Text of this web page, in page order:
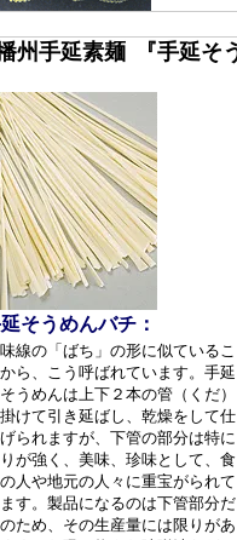
州手延素麺 『手延そ
そうめんバチ：
線の「ばち」の形に似ているこ
ら、こう呼ばれています。手延
うめんは上下２本の管（くだ）
けて引き延ばし、乾燥をして仕
られますが、下管の部分は特に
が強く、美味、珍味として、食
人や地元の人々に重宝がられて
す。製品になるのは下管部分だ
ため、その生産量には限りがあ